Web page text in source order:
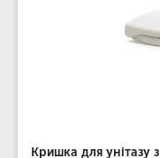
Кришка для унітазу